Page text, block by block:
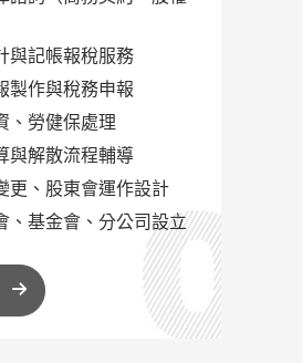
與記帳報稅服務
製作與稅務申報
、勞健保處理
與解散流程輔導
更、股東會運作設計
、基金會、分公司設立